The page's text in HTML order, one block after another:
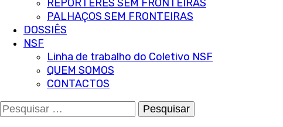
REPÓRTERES SEM FRONTEIRAS
PALHAÇOS SEM FRONTEIRAS
DOSSIÊS
NSF
Linha de trabalho do Coletivo NSF
QUEM SOMOS
CONTACTOS
Pesquisar
por: